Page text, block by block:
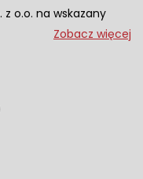
o.o. na wskazany
marketingowe
w naszej
wpłynie na
dokonanego przed
Zobacz więcej